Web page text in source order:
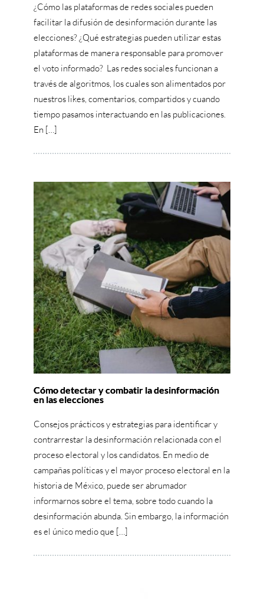
¿Cómo las plataformas de redes sociales pueden
facilitar la difusión de desinformación durante las
elecciones? ¿Qué estrategias pueden utilizar estas
plataformas de manera responsable para promover
el voto informado? Las redes sociales funcionan a
través de algoritmos, los cuales son alimentados por
nuestros likes, comentarios, compartidos y cuando
tiempo pasamos interactuando en las publicaciones.
En […]
Cómo detectar y combatir la desinformación
en las elecciones
Consejos prácticos y estrategias para identificar y
contrarrestar la desinformación relacionada con el
proceso electoral y los candidatos. En medio de
campañas políticas y el mayor proceso electoral en la
historia de México, puede ser abrumador
informarnos sobre el tema, sobre todo cuando la
desinformación abunda. Sin embargo, la información
es el único medio que […]